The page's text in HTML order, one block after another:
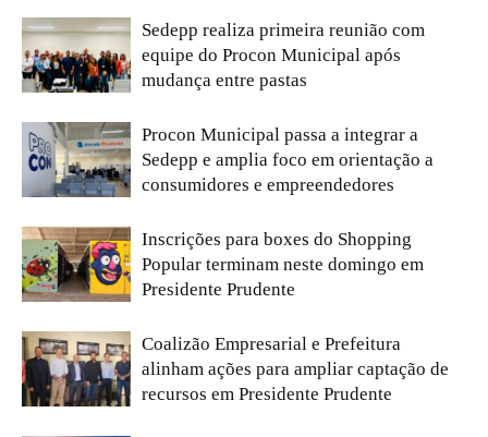
Sedepp realiza primeira reunião com
equipe do Procon Municipal após
mudança entre pastas
Procon Municipal passa a integrar a
Sedepp e amplia foco em orientação a
consumidores e empreendedores
Inscrições para boxes do Shopping
Popular terminam neste domingo em
Presidente Prudente
Coalizão Empresarial e Prefeitura
alinham ações para ampliar captação de
recursos em Presidente Prudente